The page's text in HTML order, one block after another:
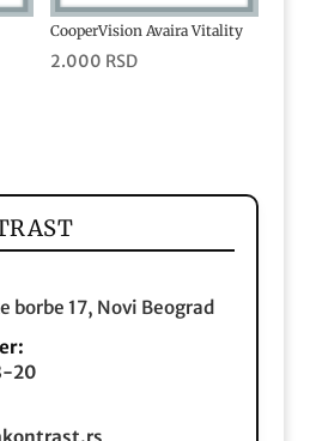
CooperVision Avaira Vitality
2.000 RSD
17, Novi Beograd
20